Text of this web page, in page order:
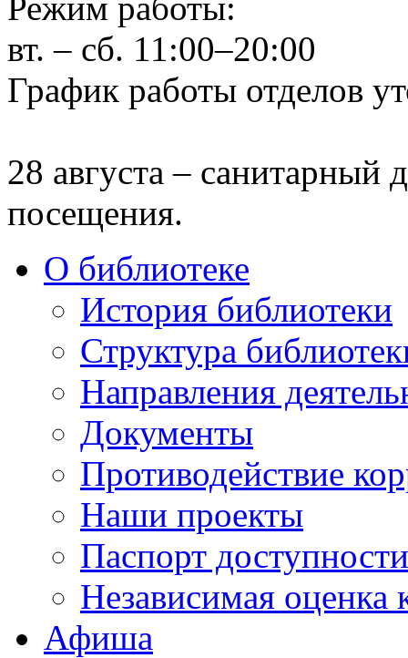
вт. – сб. 11:00–20:00
График работы отделов
28 августа – санитарный
посещения.
О библиотеке
История библиотеки
Структура
Направления
Документы
Противодействие
Наши проекты
Паспорт доступности
Независимая оценка
Афиша